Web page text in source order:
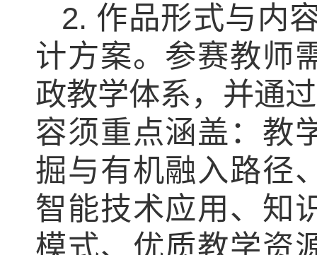
2. 作品形式与内
计方案。参赛教师
政教学体系，并通过
容须重点涵盖：教
掘与有机融入路径
智能技术应用、知
模式、优质教学资